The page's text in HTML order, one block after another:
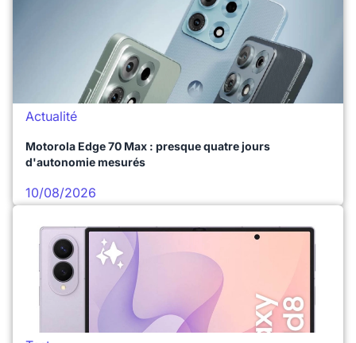
Actualité
Motorola Edge 70 Max : presque quatre jours
d'autonomie mesurés
10/08/2026